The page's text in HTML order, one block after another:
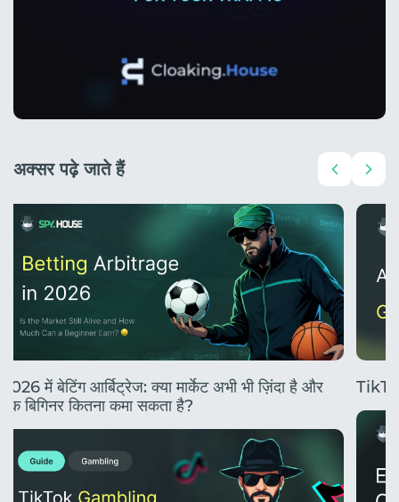
अक्सर पढ़े जाते हैं
2026 में बेटिंग आर्बिट्रेज: क्या मार्केट अभी भी ज़िंदा है और
एक बिगिनर कितना कमा सकता है?